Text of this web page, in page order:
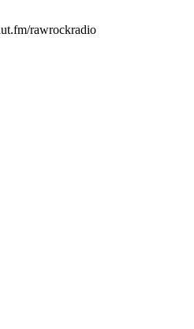
rawrockradio